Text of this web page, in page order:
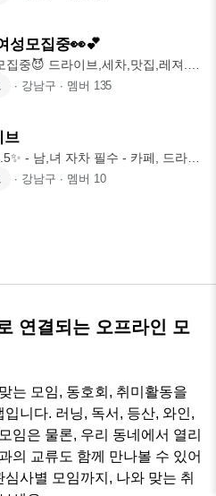
모집중👀💕
중😈 드라이브,세차,맛집,레져.여
행.볼링.카페💕 ⬇️가입조건⬇️ 👉🏻
∙ 강남구 ∙ 멤버 135
브
, 드라이
∙ 강남구 ∙ 멤버 10
연결되는 오프라인 모
는 모임, 동호회, 취미활동을
니다. 러닝, 독서, 등산, 와인,
임은 물론, 우리 동네에서 열리
의 교류도 함께 만나볼 수 있어
사별 모임까지, 나와 맞는 취